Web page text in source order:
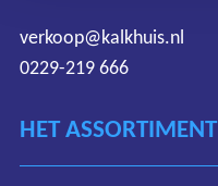
HET ASSORTIMENT
verkoop@kalkhuis.nl
0229-219 666